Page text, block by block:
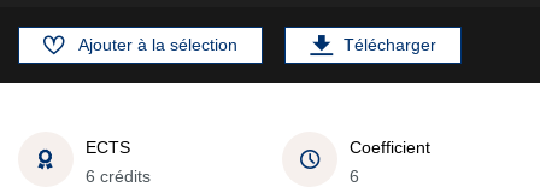
Ajouter à la sélection Télécharger
ECTS
6 crédits
Coefficient
6